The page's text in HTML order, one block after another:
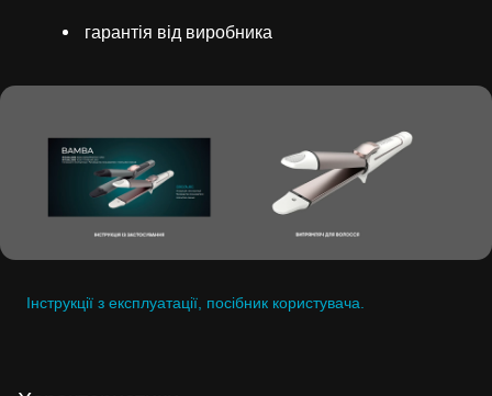
гарантія від виробника
Інструкції з експлуатації, посібник користувача.